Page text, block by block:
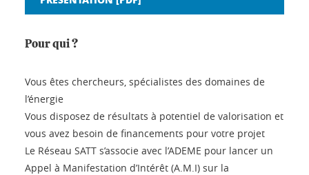
Pour qui ?
Vous êtes chercheurs, spécialistes des domaines de
l’énergie
Vous disposez de résultats à potentiel de valorisation et
vous avez besoin de financements pour votre projet
Le Réseau SATT s’associe avec l’ADEME pour lancer un
Appel à Manifestation d’Intérêt (A.M.I) sur la